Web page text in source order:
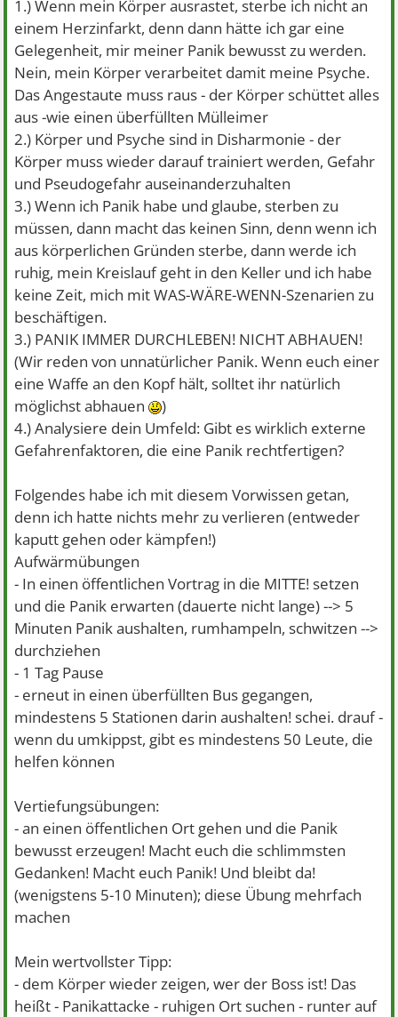
1.) Wenn mein Körper ausrastet, sterbe ich nicht an
einem Herzinfarkt, denn dann hätte ich gar eine
Gelegenheit, mir meiner Panik bewusst zu werden.
Nein, mein Körper verarbeitet damit meine Psyche.
Das Angestaute muss raus - der Körper schüttet alles
aus -wie einen überfüllten Mülleimer
2.) Körper und Psyche sind in Disharmonie - der
Körper muss wieder darauf trainiert werden, Gefahr
und Pseudogefahr auseinanderzuhalten
3.) Wenn ich Panik habe und glaube, sterben zu
müssen, dann macht das keinen Sinn, denn wenn ich
aus körperlichen Gründen sterbe, dann werde ich
ruhig, mein Kreislauf geht in den Keller und ich habe
keine Zeit, mich mit WAS-WÄRE-WENN-Szenarien zu
beschäftigen.
3.) PANIK IMMER DURCHLEBEN! NICHT ABHAUEN!
(Wir reden von unnatürlicher Panik. Wenn euch einer
eine Waffe an den Kopf hält, solltet ihr natürlich
möglichst abhauen
)
4.) Analysiere dein Umfeld: Gibt es wirklich externe
Gefahrenfaktoren, die eine Panik rechtfertigen?
Folgendes habe ich mit diesem Vorwissen getan,
denn ich hatte nichts mehr zu verlieren (entweder
kaputt gehen oder kämpfen!)
Aufwärmübungen
- In einen öffentlichen Vortrag in die MITTE! setzen
und die Panik erwarten (dauerte nicht lange) --> 5
Minuten Panik aushalten, rumhampeln, schwitzen -->
durchziehen
- 1 Tag Pause
- erneut in einen überfüllten Bus gegangen,
mindestens 5 Stationen darin aushalten! schei. drauf -
wenn du umkippst, gibt es mindestens 50 Leute, die
helfen können
Vertiefungsübungen:
- an einen öffentlichen Ort gehen und die Panik
bewusst erzeugen! Macht euch die schlimmsten
Gedanken! Macht euch Panik! Und bleibt da!
(wenigstens 5-10 Minuten); diese Übung mehrfach
machen
Mein wertvollster Tipp:
- dem Körper wieder zeigen, wer der Boss ist! Das
heißt - Panikattacke - ruhigen Ort suchen - runter auf